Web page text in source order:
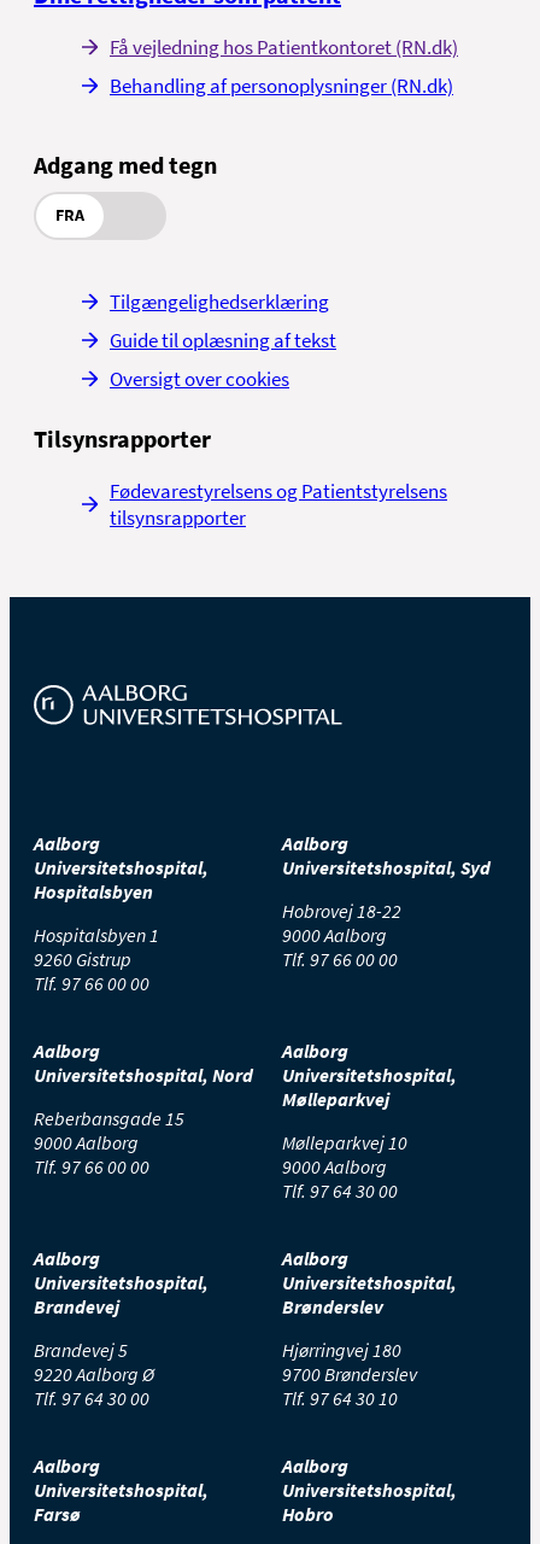
Få vejledning hos Patientkontoret (RN.dk)
Behandling af personoplysninger (RN.dk)
Adgang med tegn
FRA
Tilgængelighedserklæring
Guide til oplæsning af tekst
Oversigt over cookies
Tilsynsrapporter
Fødevarestyrelsens og Patientstyrelsens
tilsynsrapporter
Aalborg
Universitetshospital,
Hospitalsbyen
Hospitalsbyen 1
9260 Gistrup
Tlf. 97 66 00 00
Aalborg
Universitetshospital, Syd
Hobrovej 18-22
9000 Aalborg
Tlf. 97 66 00 00
Aalborg
Universitetshospital, Nord
Reberbansgade 15
9000 Aalborg
Tlf. 97 66 00 00
Aalborg
Universitetshospital,
Mølleparkvej
Mølleparkvej 10
9000 Aalborg
Tlf. 97 64 30 00
Aalborg
Universitetshospital,
Brandevej
Brandevej 5
9220 Aalborg Ø
Tlf. 97 64 30 00
Aalborg
Universitetshospital,
Brønderslev
Hjørringvej 180
9700 Brønderslev
Tlf. 97 64 30 10
Aalborg
Universitetshospital,
Farsø
Aalborg
Universitetshospital,
Hobro